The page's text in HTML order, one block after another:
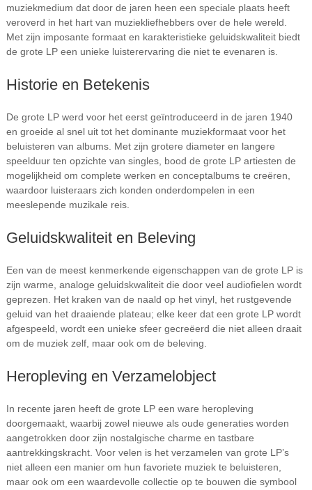
muziekmedium dat door de jaren heen een speciale plaats heeft
veroverd in het hart van muziekliefhebbers over de hele wereld.
Met zijn imposante formaat en karakteristieke geluidskwaliteit biedt
de grote LP een unieke luisterervaring die niet te evenaren is.
Historie en Betekenis
De grote LP werd voor het eerst geïntroduceerd in de jaren 1940
en groeide al snel uit tot het dominante muziekformaat voor het
beluisteren van albums. Met zijn grotere diameter en langere
speelduur ten opzichte van singles, bood de grote LP artiesten de
mogelijkheid om complete werken en conceptalbums te creëren,
waardoor luisteraars zich konden onderdompelen in een
meeslepende muzikale reis.
Geluidskwaliteit en Beleving
Een van de meest kenmerkende eigenschappen van de grote LP is
zijn warme, analoge geluidskwaliteit die door veel audiofielen wordt
geprezen. Het kraken van de naald op het vinyl, het rustgevende
geluid van het draaiende plateau; elke keer dat een grote LP wordt
afgespeeld, wordt een unieke sfeer gecreëerd die niet alleen draait
om de muziek zelf, maar ook om de beleving.
Heropleving en Verzamelobject
In recente jaren heeft de grote LP een ware heropleving
doorgemaakt, waarbij zowel nieuwe als oude generaties worden
aangetrokken door zijn nostalgische charme en tastbare
aantrekkingskracht. Voor velen is het verzamelen van grote LP’s
niet alleen een manier om hun favoriete muziek te beluisteren,
maar ook om een waardevolle collectie op te bouwen die symbool